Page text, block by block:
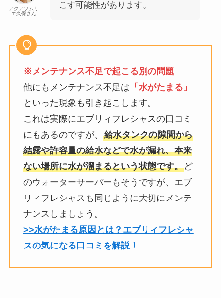
アクアソムリ
エ久保さん
こす可能性があります。
※メンテナンス不足で起こる別の問題
他にもメンテナンス不足は 「水がたまる」
といった現象も引き起こします。
これは実際にエブリィフレシャスの口コミ
にもあるのですが、 給水タンクの隙間から
結露や許容量の給水などで水が漏れ、本来
ない場所に水が溜まるという状態です。ど
のウォーターサーバーもそうですが、エブ
リィフレシャスも同じように大切にメンテ
ナンスしましょう。
>>水がたまる原因とは？エブリィフレシャ
スの気になる口コミを解説！